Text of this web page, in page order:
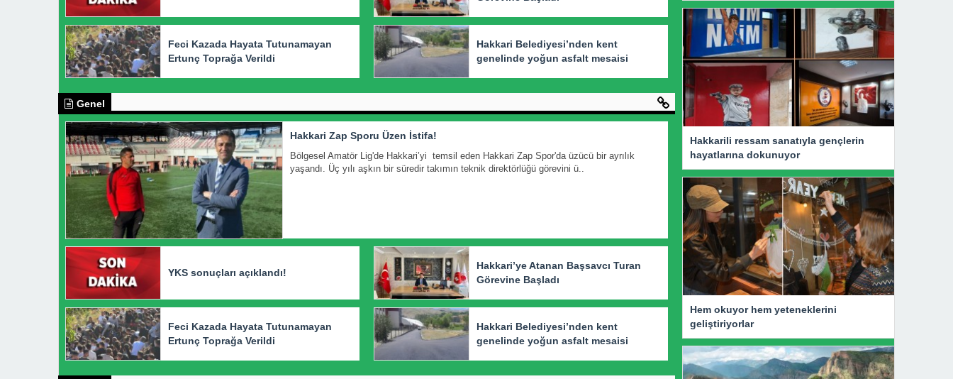
Feci Kazada Hayata Tutunamayan
Ertunç Toprağa Verildi
Hakkari Belediyesi’nden kent
genelinde yoğun asfalt mesaisi
Genel
Hakkari Zap Sporu Üzen İstifa!
Bölgesel Amatör Lig'de Hakkari’yi temsil eden Hakkari Zap Spor'da üzücü bir ayrılık
yaşandı. Üç yılı aşkın bir süredir takımın teknik direktörlüğü görevini ü..
YKS sonuçları açıklandı!
Hakkari’ye Atanan Başsavcı Turan
Görevine Başladı
Feci Kazada Hayata Tutunamayan
Ertunç Toprağa Verildi
Hakkari Belediyesi’nden kent
genelinde yoğun asfalt mesaisi
Hakkarili ressam sanatıyla gençlerin
hayatlarına dokunuyor
Hem okuyor hem yeteneklerini
geliştiriyorlar